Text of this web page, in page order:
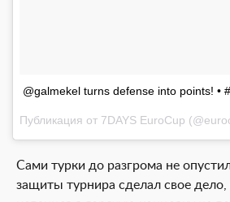
@galmekel turns defense into points! •
Публикация от 7DAYS EuroCup
Сами турки до разгрома не
защиты турнира сделал свое дело,